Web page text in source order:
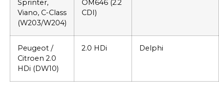
Sprinter,
Viano, C-Class
(W203/W204)
OM646 (2.2
CDI)
Peugeot /
Citroen 2.0
HDi (DW10)
2.0 HDi Delphi